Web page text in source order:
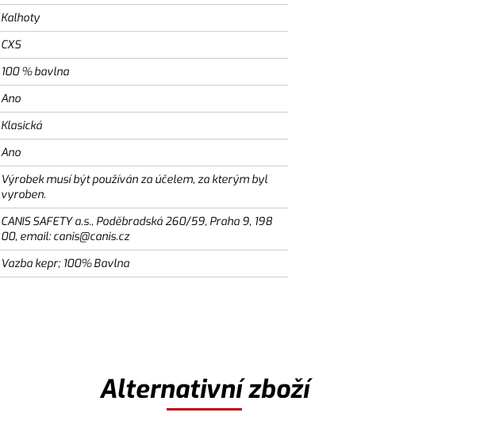
Kalhoty
CXS
100 % bavlna
Ano
Klasická
Ano
Výrobek musí být používán za účelem, za kterým byl
vyroben.
CANIS SAFETY a.s., Poděbradská 260/59, Praha 9, 198
00, email: canis@canis.cz
Vazba kepr; 100% Bavlna
Alternativní zboží